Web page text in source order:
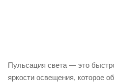
Пульсация света — это
яркости освещения, которое